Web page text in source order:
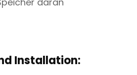
Installation: